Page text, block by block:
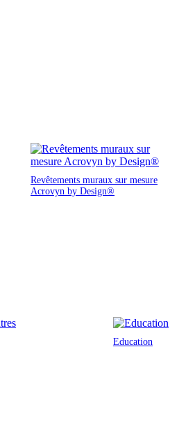
Revêtements muraux sur mesure
Acrovyn by Design®
Education